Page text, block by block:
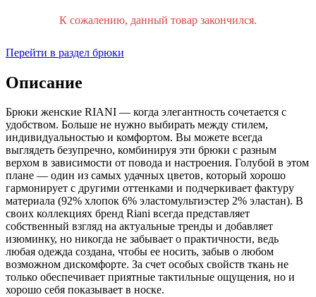
К сожалению, данный товар закончился.
Перейти в раздел брюки
Описание
Брюки женские RIANI — когда элегантность сочетается с
удобством. Больше не нужно выбирать между стилем,
индивидуальностью и комфортом. Вы можете всегда
выглядеть безупречно, комбинируя эти брюки с разным
верхом в зависимости от повода и настроения. Голубой в этом
плане — один из самых удачных цветов, который хорошо
гармонирует с другими оттенками и подчеркивает фактуру
материала (92% хлопок 6% эластомультиэстер 2% эластан). В
своих коллекциях бренд Riani всегда представляет
собственный взгляд на актуальные тренды и добавляет
изюминку, но никогда не забывает о практичности, ведь
любая одежда создана, чтобы ее носить, забыв о любом
возможном дискомфорте. За счет особых свойств ткань не
только обеспечивает приятные тактильные ощущения, но и
хорошо себя показывает в носке.